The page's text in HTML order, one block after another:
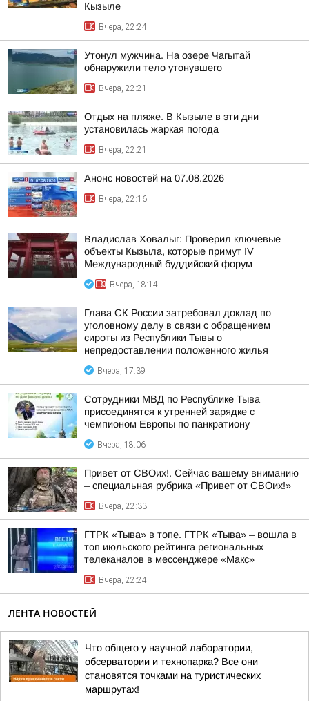
Кызыле
Вчера, 22:24
Утонул мужчина. На озере Чагытай
обнаружили тело утонувшего
Вчера, 22:21
Отдых на пляже. В Кызыле в эти дни
установилась жаркая погода
Вчера, 22:21
Анонс новостей на 07.08.2026
Вчера, 22:16
Владислав Ховалыг: Проверил ключевые
объекты Кызыла, которые примут IV
Международный буддийский форум
Вчера, 18:14
Глава СК России затребовал доклад по
уголовному делу в связи с обращением
сироты из Республики Тывы о
непредоставлении положенного жилья
Вчера, 17:39
Сотрудники МВД по Республике Тыва
присоединятся к утренней зарядке с
чемпионом Европы по панкратиону
Вчера, 18:06
Привет от СВОих!. Сейчас вашему вниманию
– специальная рубрика «Привет от СВОих!»
Вчера, 22:33
ГТРК «Тыва» в топе. ГТРК «Тыва» – вошла в
топ июльского рейтинга региональных
телеканалов в мессенджере «Макс»
Вчера, 22:24
ЛЕНТА НОВОСТЕЙ
Что общего у научной лаборатории,
обсерватории и технопарка? Все они
становятся точками на туристических
маршрутах!